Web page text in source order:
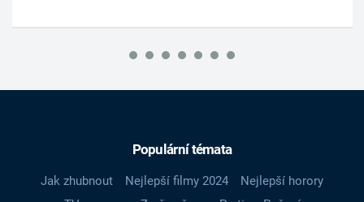
Populární témata
Jak zhubnout Nejlepší filmy 2024
Nejlepší horory